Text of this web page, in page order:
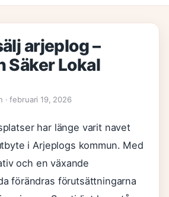
arjeplog –
Säker Lokal
· februari 19, 2026
har länge varit navet
i Arjeplogs kommun. Med
och en växande
förändras förutsättningarna